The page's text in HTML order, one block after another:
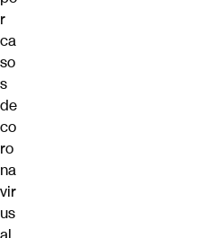
r
ca
so
s
de
co
ro
na
vir
us